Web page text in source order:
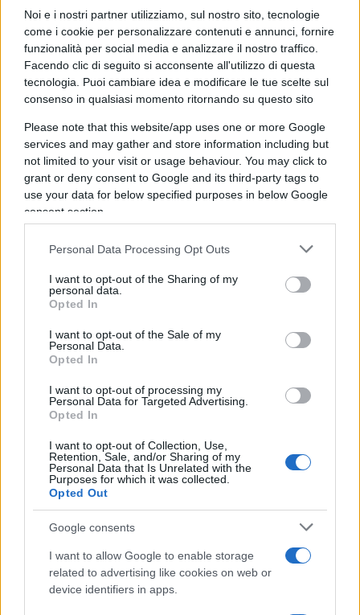
Noi e i nostri partner utilizziamo, sul nostro sito, tecnologie
come i cookie per personalizzare contenuti e annunci, fornire
funzionalità per social media e analizzare il nostro traffico.
Facendo clic di seguito si acconsente all'utilizzo di questa
tecnologia. Puoi cambiare idea e modificare le tue scelte sul
consenso in qualsiasi momento ritornando su questo sito
Please note that this website/app uses one or more Google
services and may gather and store information including but
not limited to your visit or usage behaviour. You may click to
grant or deny consent to Google and its third-party tags to
use your data for below specified purposes in below Google
consent section.
Personal Data Processing Opt Outs
I want to opt-out of the Sharing of my
personal data.
Opted In
I want to opt-out of the Sale of my
Personal Data.
Opted In
I want to opt-out of processing my
Personal Data for Targeted Advertising.
Opted In
I want to opt-out of Collection, Use,
Retention, Sale, and/or Sharing of my
Personal Data that Is Unrelated with the
Purposes for which it was collected.
Opted Out
Google consents
I want to allow Google to enable storage
related to advertising like cookies on web or
device identifiers in apps.
dura oramai da oltre due anni. Mistificazione,
direi, perfezionata dal nostro prestigioso
presidente del Consiglio, il quale ha con efficace
sintesi elencato i falsi presupposti per motivare la
prudenziale gradualità di ciò che ci viene
presentata come una liberazione finale: la scienza
come giustificazione per l’adozione delle difficili
misure fin qui adottate. Misure stringenti rese
necessarie dal contenimento di un contagio che
continua a venir descritto come l’anticamera
queste ultime in relazione al presunto disastro
che ha riguardato l’esperienza di chi, proprio per
non averle adottate, ha poi dovuto rapidamente
In realtà, come ben sa chi si prende la briga di
leggere i numeri di una pandemia a bassa letalità
relativa, l’andamento delle varie curve – contagi,
Paesi occidentali sembra assolutamente
prescindere dalle citate misure, le quali possono
aver solo rallentato la diffusione del virus in una
prima fase, ma non lo hanno certamente
vaccinazioni di massa. Eclatante in questo caso
l’esempio della eretica Svezia, la quale ha seguito